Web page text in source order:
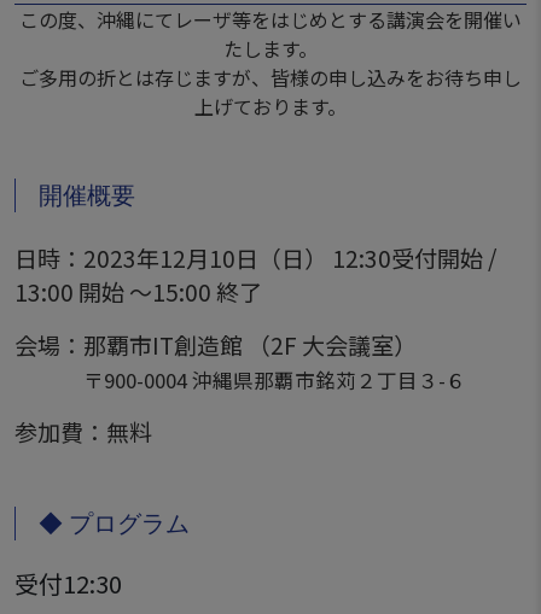
この度、沖縄にてレーザ等をはじめとする講演会を開催い
たします。
ご多用の折とは存じますが、皆様の申し込みをお待ち申し
上げております。
開催概要
日時：2023年12月10日（日） 12:30受付開始 /
13:00 開始 〜15:00 終了
会場：那覇市IT創造館 （2F 大会議室）
〒900-0004 沖縄県那覇市銘苅２丁目３-６
参加費：無料
◆ プログラム
受付12:30